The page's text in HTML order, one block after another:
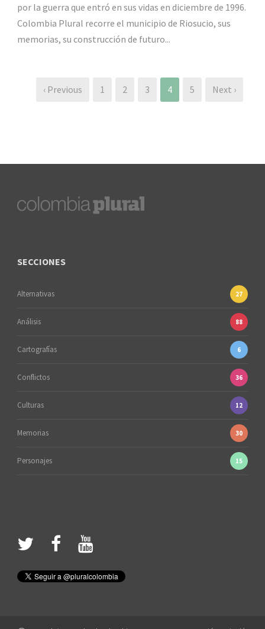
por la guerra que entró en sus vidas en diciembre de 1996.
Colombia Plural recorre el municipio de Riosucio, sus
memorias, su construcción de futuro...
‹ Previous 1 2 3 4 5 Next ›
SECCIONES
Alternativas 27
Análisis 88
Cartografías 6
Conflictos 36
Culturas 12
Memorias 30
Personajes 15